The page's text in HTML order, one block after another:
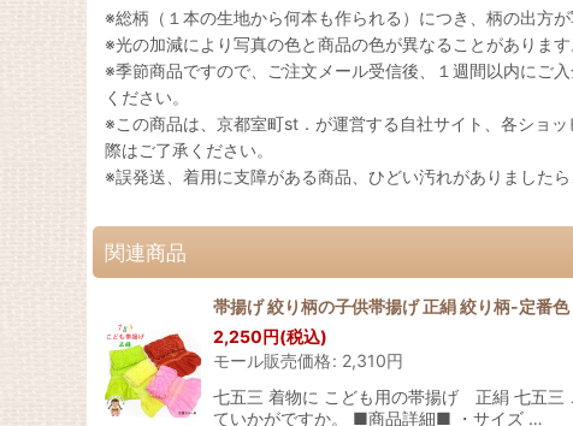
※総柄（１本の生地から何本も作られる）につき、柄の出方
※光の加減により写真の色と商品の色が異なることがあります
※季節商品ですので、ご注文メール受信後、１週間以内にご
ください。
※この商品は、京都室町st．が運営する自社サイト、各ショ
際はご了承ください。
※誤発送、着用に支障がある商品、ひどい汚れがありました
関連商品
帯揚げ 絞り柄の子供帯揚げ 正絹 絞り柄-定番色
2,250円(税込)
モール販売価格: 2,310円
七五三 着物に こども用の帯揚げ 正絹 七五三
ていかがですか。 ■商品詳細■ ・サイズ …